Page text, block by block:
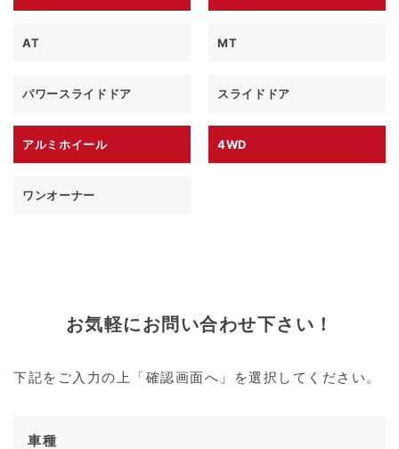
AT MT
パワースライドドア スライドドア
アルミホイール 4WD
ワンオーナー
お気軽にお問い合わせ下さい！
下記をご入力の上「確認画面へ」を選択してください。
車種